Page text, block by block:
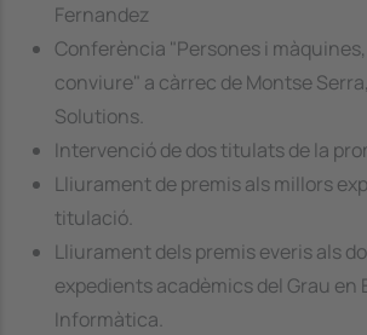
Fernandez
Conferència "Persones i
conviure" a càrrec de Montse
Solutions.
Intervenció de dos titulats de la
Lliurament de premis als millors
titulació.
Lliurament dels premis everis als
expedients acadèmics del Grau en
Informàtica.